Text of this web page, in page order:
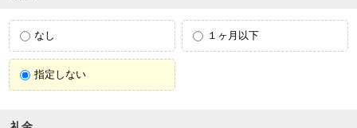
なし １ヶ月以下
指定しない